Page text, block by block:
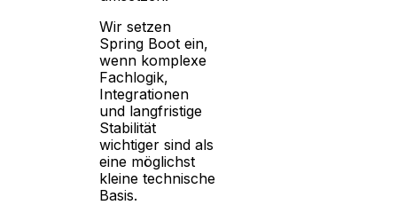
Wir setzen
Spring Boot ein,
wenn komplexe
Fachlogik,
Integrationen
und langfristige
Stabilität
wichtiger sind als
eine möglichst
kleine technische
Basis.